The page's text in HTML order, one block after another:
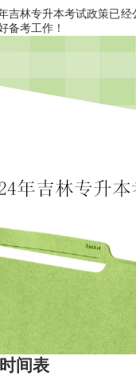
吉林专升本考试政策已
备考工作！
间表